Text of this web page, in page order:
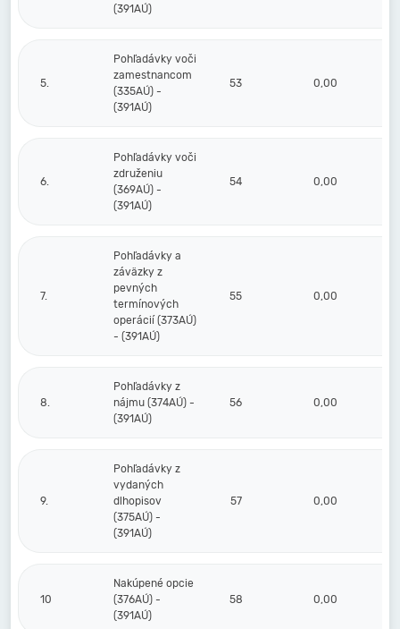
(391AÚ)
5.
Pohľadávky voči
zamestnancom
(335AÚ) -
(391AÚ)
53 0,00
6.
Pohľadávky voči
združeniu
(369AÚ) -
(391AÚ)
54 0,00
7.
Pohľadávky a
záväzky z
pevných
termínových
operácií (373AÚ)
- (391AÚ)
55 0,00
8.
Pohľadávky z
nájmu (374AÚ) -
(391AÚ)
56 0,00
9.
Pohľadávky z
vydaných
dlhopisov
(375AÚ) -
(391AÚ)
57 0,00
10
Nakúpené opcie
(376AÚ) -
(391AÚ)
58 0,00